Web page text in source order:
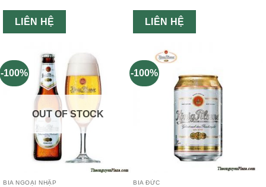
LIÊN HỆ LIÊN HỆ
-100%
OUT OF STOCK
BIA NGOẠI NHẬP
-100%
BIA ĐỨC